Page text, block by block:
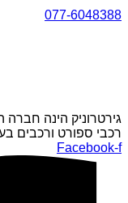
077-6048388
גירטרוניק הינה
רכבי ספורט ורכבים
Facebook-f